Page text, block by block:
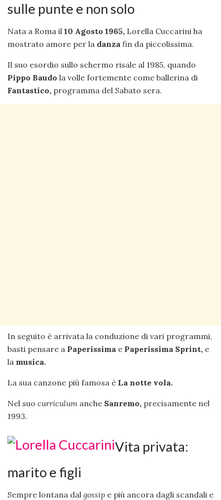
sulle punte e non solo
Nata a Roma il 10 Agosto 1965, Lorella Cuccarini ha
mostrato amore per la danza fin da piccolissima.
Il suo esordio sullo schermo risale al 1985, quando
Pippo Baudo la volle fortemente come ballerina di
Fantastico, programma del Sabato sera.
In seguito è arrivata la conduzione di vari programmi,
basti pensare a Paperissima e Paperissima Sprint, e
la musica.
La sua canzone più famosa è La notte vola.
Nel suo curriculum anche Sanremo, precisamente nel
1993.
Vita privata:
marito e figli
Sempre lontana dal gossip e più ancora dagli scandali e